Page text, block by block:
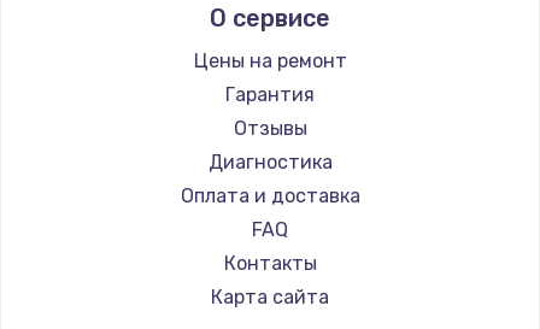
Hunter
Shorner
Joyor
Minimotors
Bork
Segway
KIRIN
О сервисе
Цены на ремонт
Гарантия
Отзывы
Диагностика
Оплата и доставка
FAQ
Контакты
Карта сайта